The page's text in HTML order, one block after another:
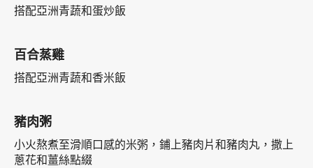
搭配亞洲青蔬和蛋炒飯
百合蒸雞
搭配亞洲青蔬和香米飯
豬肉粥
小火熬煮至滑順口感的米粥，鋪上豬肉片和豬肉丸，撒上
蔥花和薑絲點綴